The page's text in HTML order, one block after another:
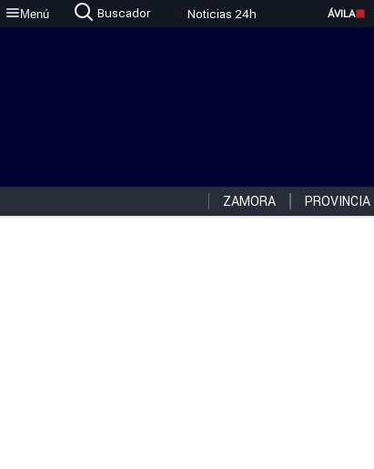
Menú Buscador Noticias 24h ÁVILA
ZAMORA PROVINCIA